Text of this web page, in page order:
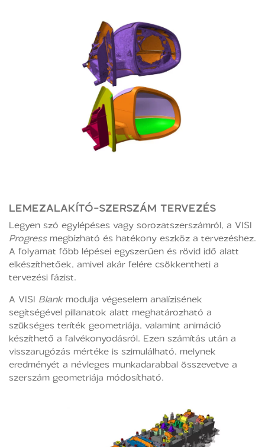
LEMEZALAKÍTÓ-SZERSZÁM TERVEZÉS
Legyen szó egylépéses vagy sorozatszerszámról, a VISI
Progressmegbízható és hatékony eszköz a tervezéshez.
A folyamat főbb lépései egyszerűen és rövid idő alatt
elkészíthetőek, amivel akár felére csökkentheti a
tervezési fázist.
A VISI Blankmodulja végeselem analízisének
segítségével pillanatok alatt meghatározható a
szükséges teríték geometriája, valamint animáció
készíthető a falvékonyodásról. Ezen számítás után a
visszarugózás mértéke is szimulálható, melynek
eredményét a névleges munkadarabbal összevetve a
szerszám geometriája módosítható.